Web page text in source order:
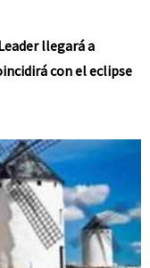
llegará a
con el eclipse